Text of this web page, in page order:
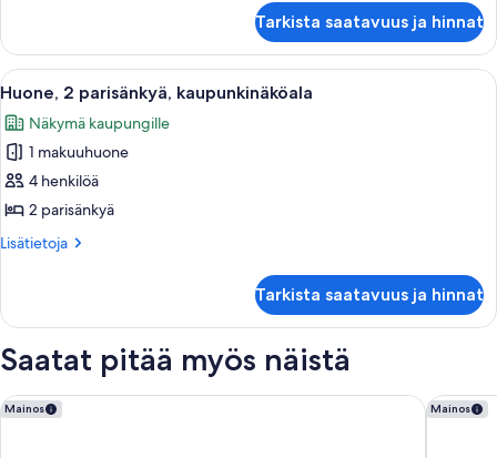
suuri
parisänky,
kaupunkinäköala
Tarkista saatavuus ja hinnat
Avaa
kaikki
huonetyypin
Huone,
2
parisänkyä,
kaupunkinäköala
Hotellihuone, jossa on kaksi sänkyä,
6
Huone, 2 parisänkyä, kaupunkinäköala
Näkymä kaupungille
1 makuuhuone
4 henkilöä
2 parisänkyä
Lisätietoja
Lisätietoja
parisänkyä,
Tarkista saatavuus ja hinnat
Saatat pitää myös näistä
Mainos
Tampa Marriott Water Street Mainos
JW